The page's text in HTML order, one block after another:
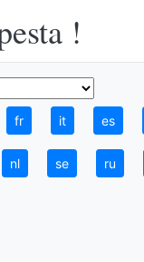
!
fr it es
nl se ru